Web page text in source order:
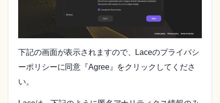
下記の画面が表示されますので、Laceのプライバシ
ーポリシーに同意『Agree』をクリックしてくださ
い。